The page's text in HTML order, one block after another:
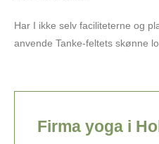
Har I ikke selv faciliteterne og
anvende Tanke-feltets skønne
Firma yoga i